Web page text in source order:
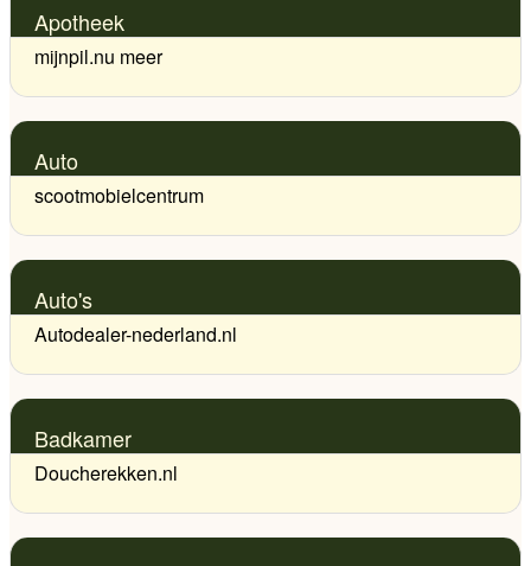
Apotheek
mijnpil.nu meer
Auto
scootmobielcentrum
Auto's
Autodealer-nederland.nl
Badkamer
Doucherekken.nl